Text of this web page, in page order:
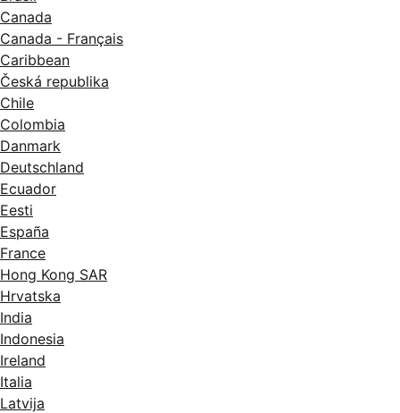
Canada
Canada - Français
Caribbean
Česká republika
Chile
Colombia
Danmark
Deutschland
Ecuador
Eesti
España
France
Hong Kong SAR
Hrvatska
India
Indonesia
Ireland
Italia
Latvija